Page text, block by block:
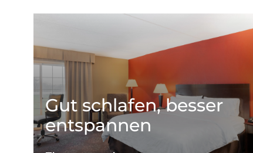
Gut schlafen, besser
entspannen